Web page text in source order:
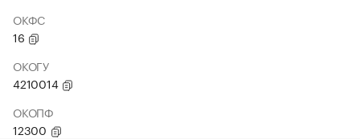
ОКФС
16
ОКОГУ
4210014
ОКОПФ
12300